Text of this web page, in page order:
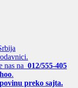
nas na 012/555-405
.
preko sajta.